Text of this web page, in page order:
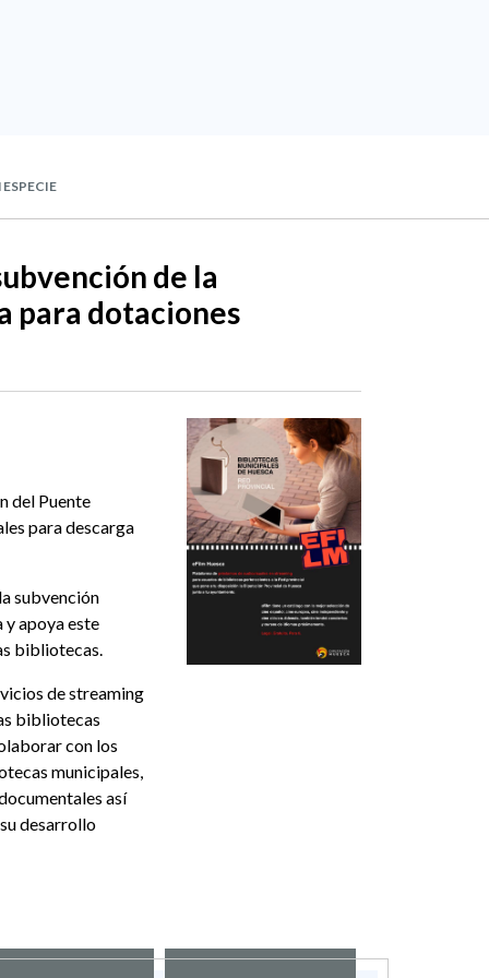
de la
para dotaciones
del Puente
para descarga
subvención
apoya este
bibliotecas.
de streaming
bibliotecas
con los
municipales,
así
desarrollo